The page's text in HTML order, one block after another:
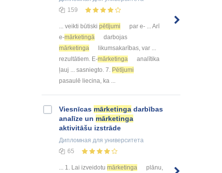
159
... veikti būtiski pētījumi
par e- ... Arī
e-mārketingā
darbojas
mārketinga
likumsakarības, var ...
rezultātiem. E-mārketinga
analītika
ļauj ... sasniegto. 7. Pētījumi
pasaulē liecina, ka ...
Viesnīcas mārketinga darbības
analīze un mārketinga
aktivitāšu izstrāde
Дипломная для университета
65
... 1. Lai izveidotu mārketinga
plānu,